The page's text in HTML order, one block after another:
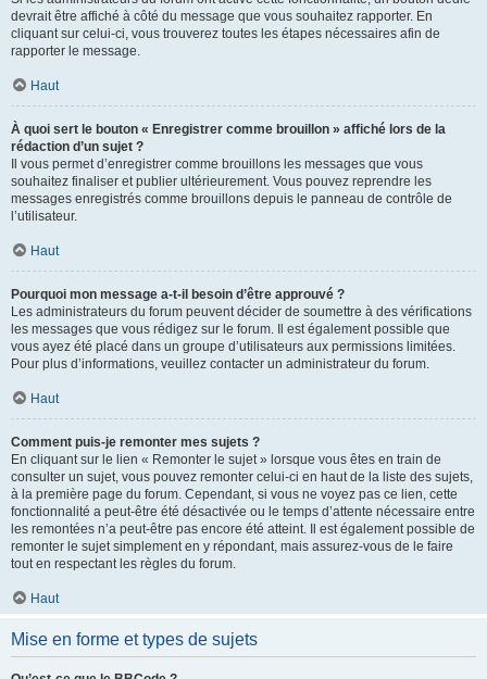
devrait être affiché à côté du message que vous souhaitez rapporter. En
cliquant sur celui-ci, vous trouverez toutes les étapes nécessaires afin de
rapporter le message.
Haut
À quoi sert le bouton « Enregistrer comme brouillon » affiché lors de la
rédaction d’un sujet ?
Il vous permet d’enregistrer comme brouillons les messages que vous
souhaitez finaliser et publier ultérieurement. Vous pouvez reprendre les
messages enregistrés comme brouillons depuis le panneau de contrôle de
l’utilisateur.
Haut
Pourquoi mon message a-t-il besoin d’être approuvé ?
Les administrateurs du forum peuvent décider de soumettre à des vérifications
les messages que vous rédigez sur le forum. Il est également possible que
vous ayez été placé dans un groupe d’utilisateurs aux permissions limitées.
Pour plus d’informations, veuillez contacter un administrateur du forum.
Haut
Comment puis-je remonter mes sujets ?
En cliquant sur le lien « Remonter le sujet » lorsque vous êtes en train de
consulter un sujet, vous pouvez remonter celui-ci en haut de la liste des sujets,
à la première page du forum. Cependant, si vous ne voyez pas ce lien, cette
fonctionnalité a peut-être été désactivée ou le temps d’attente nécessaire entre
les remontées n’a peut-être pas encore été atteint. Il est également possible de
remonter le sujet simplement en y répondant, mais assurez-vous de le faire
tout en respectant les règles du forum.
Haut
Mise en forme et types de sujets